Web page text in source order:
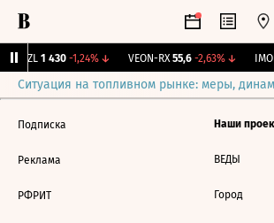
BRZL 1 430 -1,24%↓ VEON-RX 55,6 -2,63%↓
Ситуация на топливном рынке: меры,
Подписка
Реклама
РФРИТ
Наши
ВЕДЫ
Город